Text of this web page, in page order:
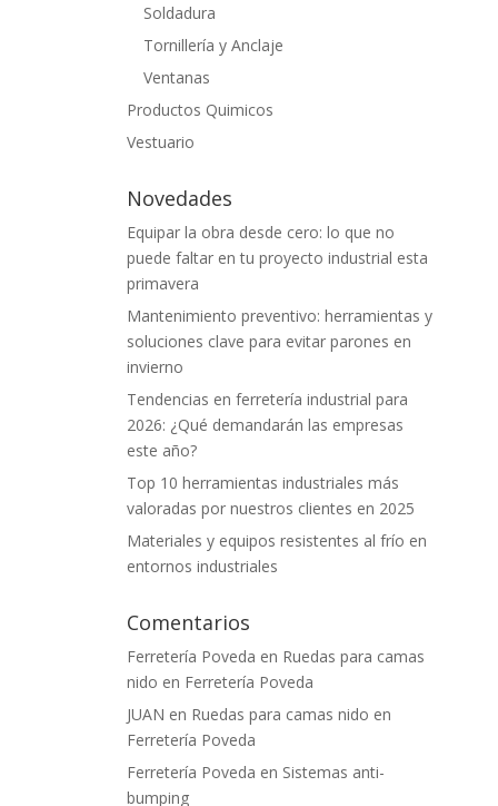
Soldadura
Tornillería y Anclaje
Ventanas
Productos Quimicos
Vestuario
Novedades
Equipar la obra desde cero: lo que no
puede faltar en tu proyecto industrial esta
primavera
Mantenimiento preventivo: herramientas y
soluciones clave para evitar parones en
invierno
Tendencias en ferretería industrial para
2026: ¿Qué demandarán las empresas
este año?
Top 10 herramientas industriales más
valoradas por nuestros clientes en 2025
Materiales y equipos resistentes al frío en
entornos industriales
Comentarios
Ferretería Poveda en Ruedas para camas
nido en Ferretería Poveda
JUAN en Ruedas para camas nido en
Ferretería Poveda
Ferretería Poveda en Sistemas anti-
bumping